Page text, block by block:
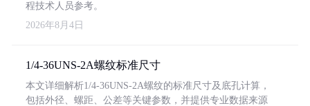
程技术人员参考。
2026年8月4日
1/4-36UNS-2A螺纹标准尺寸
本文详细解析1/4-36UNS-2A螺纹的标准尺寸及底孔计算，
包括外径、螺距、公差等关键参数，并提供专业数据来源